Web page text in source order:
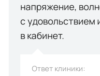
напряжение,
с удовольствием
в кабинет.
Ответ клиники: